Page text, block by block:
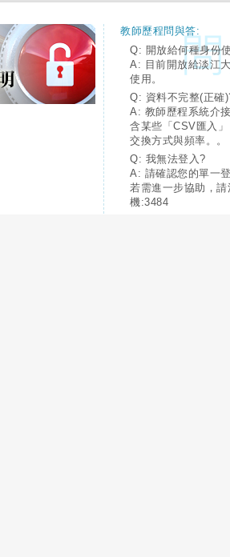
教師歷程問與答:
Q: 開放給何種身份
A: 目前開放給淡江
使用。
Q: 資料不完整(正確
A: 教師歷程系統介
含某些「CSV匯入
交換方式與頻率。。
Q: 我無法登入?
A: 請確認您的單一
若需進一步協助，
機:3484